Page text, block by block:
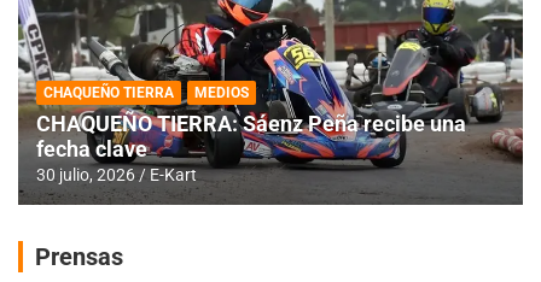
CHAQUEÑO TIERRA MEDIOS
CHAQUEÑO TIERRA: Sáenz Peña recibe una
fecha clave
30 julio, 2026 E-Kart
Prensas